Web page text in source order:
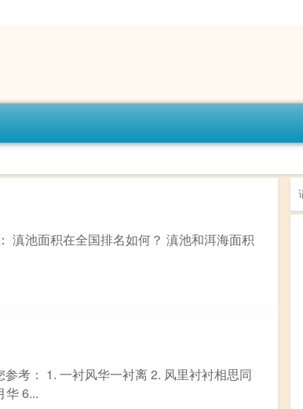
滇池面积在全国排名如何？ 滇池和洱海面积
考： 1. 一衬风华一衬离 2. 风里衬衬相思同
华 6...